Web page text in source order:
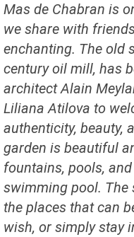
Mas de Chabran is
we share with
enchanting. The old
century oil mill, has
architect Alain
Liliana Atilova to
authenticity, beauty,
garden is beautiful
fountains, pools,
swimming pool.
the places that can
wish, or simply stay